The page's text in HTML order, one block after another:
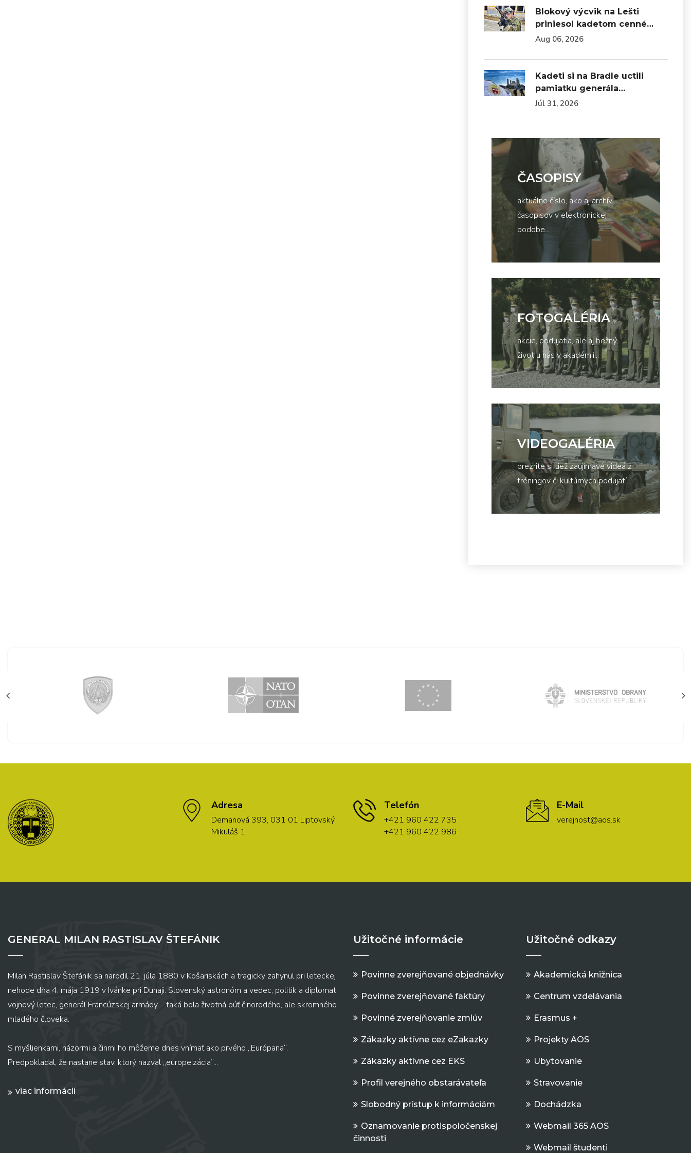
Blokový výcvik na Lešti
priniesol kadetom cenné…
Aug 06, 2026
Kadeti si na Bradle uctili
pamiatku generála…
Júl 31, 2026
ČASOPISY
aktuálne číslo, ako aj archív
časopisov v elektronickej
podobe...
FOTOGALÉRIA
akcie, podujatia, ale aj bežný
život u nás v akadémii...
VIDEOGALÉRIA
prezrite si tiež zaujímavé videá z
tréningov či kultúrnych podujatí...
Adresa
Demänová 393, 031 01 Liptovský
Mikuláš 1
Telefón
+421 960 422 735
+421 960 422 986
E-Mail
verejnost@aos.sk
GENERAL MILAN RASTISLAV ŠTEFÁNIK
Milan Rastislav Štefánik sa narodil 21. júla 1880 v Košariskách a tragicky zahynul pri leteckej
nehode dňa 4. mája 1919 v Ivánke pri Dunaji. Slovenský astronóm a vedec, politik a diplomat,
vojnový letec, generál Francúzskej armády – taká bola životná púť činorodého, ale skromného
mladého človeka.
S myšlienkami, názormi a činmi ho môžeme dnes vnímať ako prvého „Európana“.
Predpokladal, že nastane stav, ktorý nazval „europeizácia“...
viac informácií
Užitočné informácie
Povinne zverejňované objednávky
Povinne zverejňované faktúry
Povinné zverejňovanie zmlúv
Zákazky aktívne cez eZakazky
Zákazky aktívne cez EKS
Profil verejného obstarávateľa
Slobodný prístup k informáciám
Oznamovanie protispoločenskej
činnosti
Užitočné odkazy
Akademická knižnica
Centrum vzdelávania
Erasmus +
Projekty AOS
Ubytovanie
Stravovanie
Dochádzka
Webmail 365 AOS
Webmail študenti